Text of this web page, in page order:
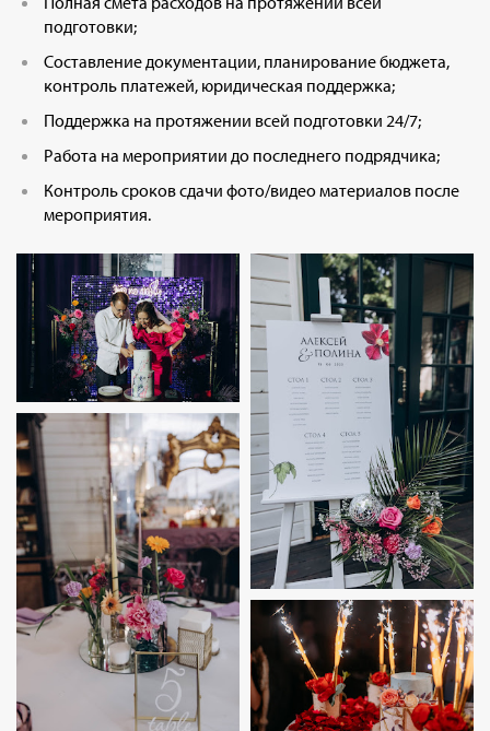
подготовки;
Составление документации, планирование бюджета,
контроль платежей, юридическая поддержка;
Поддержка на протяжении всей подготовки 24/7;
Работа на мероприятии до последнего подрядчика;
Контроль сроков сдачи фото/видео материалов после
мероприятия.